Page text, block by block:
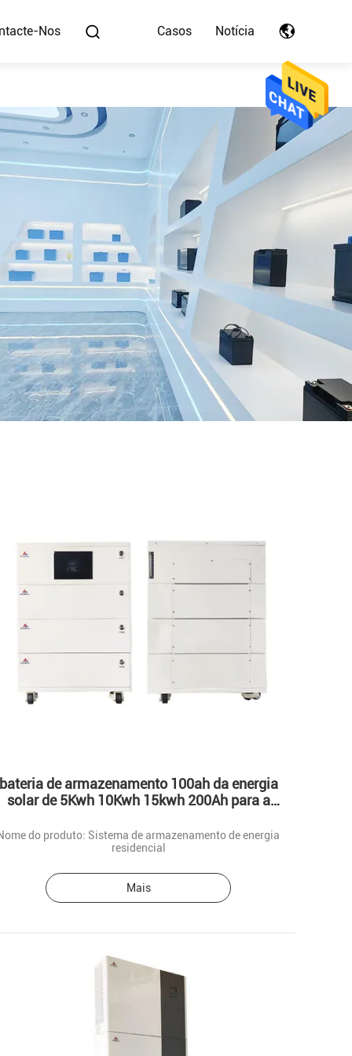
Nos Casos Notícia
de armazenamento 100ah da energia
solar de 5Kwh 10Kwh 15kwh 200Ah para a
do produto: Sistema de armazenamento de energia
residencial
Mais